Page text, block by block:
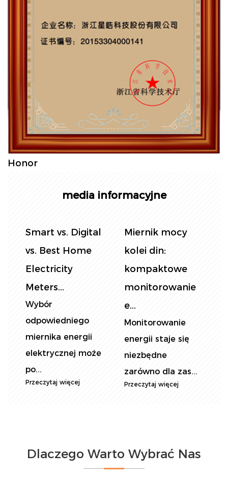
Honor
media informacyjne
Miernik mocy
kolei din:
kompaktowe
monitorowanie
e...
Monitorowanie
energii staje się
niezbędne
zarówno dla zas...
Przeczytaj więcej
Kontrolowanie
zużycia energii
elektrycznej:
Wybór ...
zużycia energii
jest niezbędne w
różnych...
Dlaczego Warto Wybrać Nas